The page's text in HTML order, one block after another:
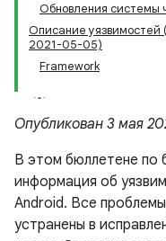
Обновления системы
Описание уязвимостей
2021-05-05)
Framework
Опубликован 3 мая
В этом бюллетене по
информация об
Android. Все
устранены в